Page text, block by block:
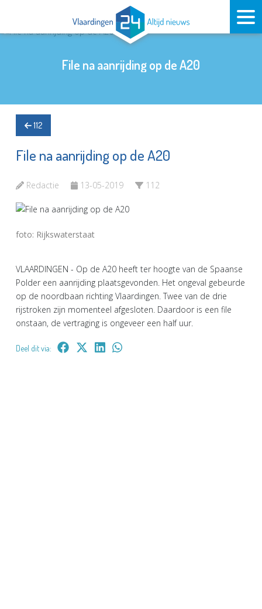
File na aanrijding op de A20
112
File na aanrijding op de A20
Redactie 13-05-2019 112
foto: Rijkswaterstaat
VLAARDINGEN - Op de A20 heeft ter hoogte van de Spaanse
Polder een aanrijding plaatsgevonden. Het ongeval gebeurde
op de noordbaan richting Vlaardingen. Twee van de drie
rijstroken zijn momenteel afgesloten. Daardoor is een file
onstaan, de vertraging is ongeveer een half uur.
Deel dit via: